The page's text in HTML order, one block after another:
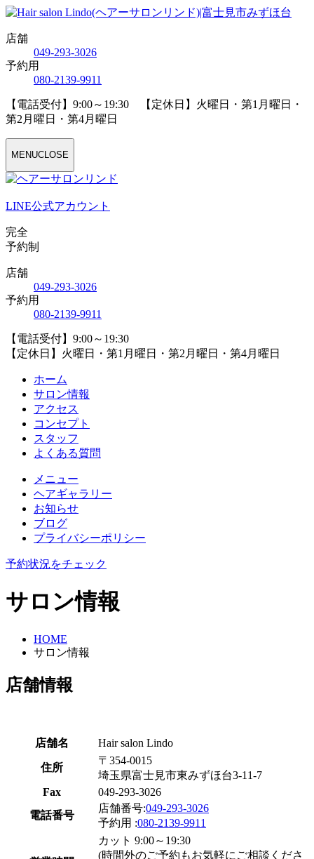
店舗
049-293-3026
予約用
080-2139-9911
【電話受付】9:00～19:30 【定休日】火曜日・第1月曜日・
第2月曜日・第4月曜日
MENUCLOSE
LINE公式アカウント
完全
予約制
店舗
049-293-3026
予約用
080-2139-9911
【電話受付】9:00～19:30
【定休日】火曜日・第1月曜日・第2月曜日・第4月曜日
ホーム
サロン情報
アクセス
コンセプト
スタッフ
よくある質問
メニュー
ヘアギャラリー
お知らせ
ブログ
プライバシーポリシー
予約状況をチェック
サロン情報
HOME
サロン情報
店舗情報
店舗名 Hair salon Lindo
住所
〒354-0015
埼玉県富士見市東みずほ台3-11-7
Fax
049-293-3026
電話番号
店舗番号:049-293-3026
予約用 :080-2139-9911
カット 9:00～19:30
(時間外のご予約もお気軽にご相談くださ